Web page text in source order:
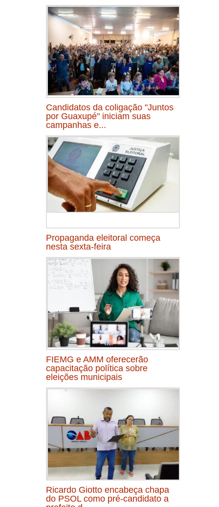
Candidatos da coligação "Juntos
por Guaxupé" iniciam suas
campanhas e...
Propaganda eleitoral começa
nesta sexta-feira
FIEMG e AMM oferecerão
capacitação política sobre
eleições municipais
Ricardo Giotto encabeça chapa
do PSOL como pré-candidato a